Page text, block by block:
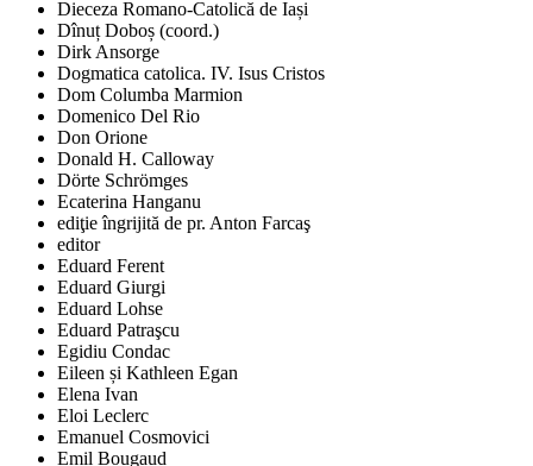
Dieceza Romano-Catolică de Iași
Dînuț Doboș (coord.)
Dirk Ansorge
Dogmatica catolica. IV. Isus Cristos
Dom Columba Marmion
Domenico Del Rio
Don Orione
Donald H. Calloway
Dörte Schrömges
Ecaterina Hanganu
ediţie îngrijită de pr. Anton Farcaş
editor
Eduard Ferent
Eduard Giurgi
Eduard Lohse
Eduard Patraşcu
Egidiu Condac
Eileen și Kathleen Egan
Elena Ivan
Eloi Leclerc
Emanuel Cosmovici
Emil Bougaud